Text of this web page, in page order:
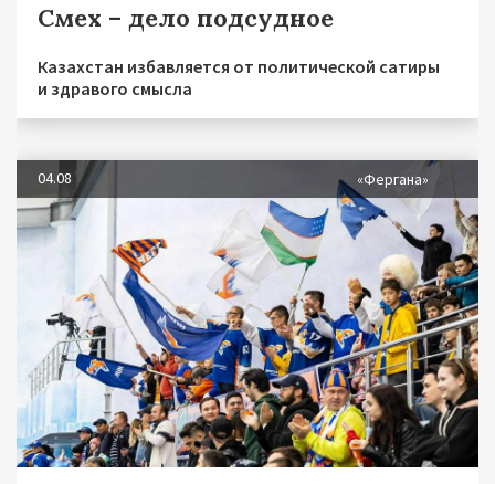
Смех – дело подсудное
Казахстан избавляется от политической сатиры
и здравого смысла
04.08 «Фергана»